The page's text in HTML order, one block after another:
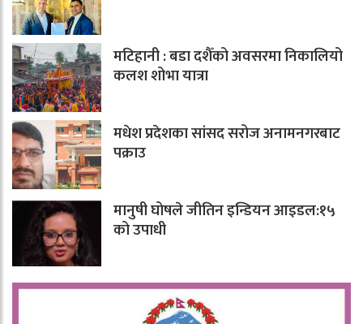
मटिहानी : बडा दशैँको अवसरमा निकालियो
कलश शोभा यात्रा
मधेश प्रदेशका सांसद सरोज अनामनगरबाट
पक्राउ
मानुषी घोषले जीतिन इन्डियन आइडल:१५
को उपाधी